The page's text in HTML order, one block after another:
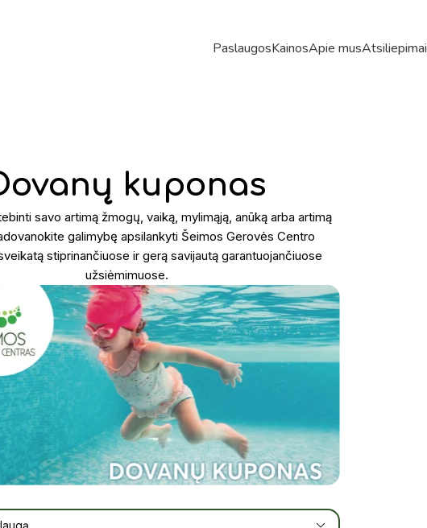
PaslaugosKainosApie musAtsiliepimai
kuponas
savo artimą žmogų, vaiką, mylimąją, anūką arba artimą
galimybę apsilankyti Šeimos Gerovės Centro
stiprinančiuose ir gerą savijautą garantuojančiuose
užsiėmimuose.